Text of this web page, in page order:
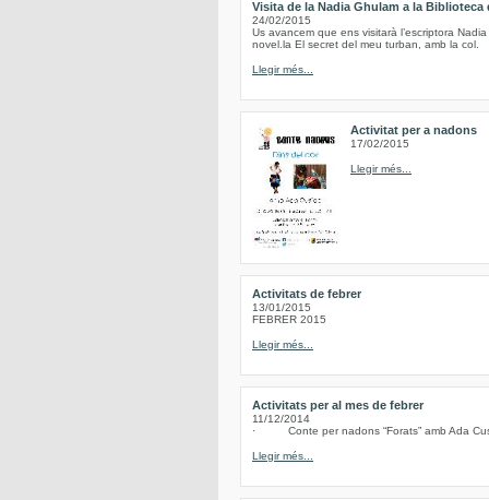
Visita de la Nadia Ghulam a la Biblioteca
24/02/2015
Us avancem que ens visitarà l’escriptora
novel.la El secret del meu turban, amb la col.
Llegir més...
Activitat per a nadons
17/02/2015
Llegir més...
Activitats de febrer
13/01/2015
FEBRER 2015
Llegir més...
Activitats per al mes de febrer
11/12/2014
· Conte per nadons “Forats” amb Ada
Llegir més...